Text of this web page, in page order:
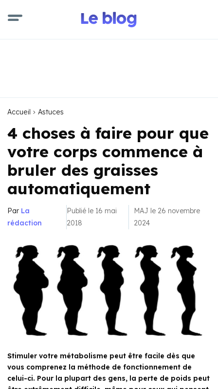
Accueil Astuces
4 choses à faire pour que
votre corps commence à
bruler des graisses
automatiquement
Par La
rédaction
Publié le 16 mai
2018
MAJ le 26 novembre
2024
Stimuler votre métabolisme peut être facile dès que
vous comprenez la méthode de fonctionnement de
celui-ci. Pour la plupart des gens, la perte de poids peut